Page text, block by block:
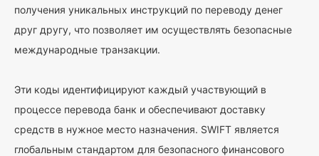
получения уникальных инструкций по переводу денег
друг другу, что позволяет им осуществлять безопасные
международные транзакции.
Эти коды идентифицируют каждый участвующий в
процессе перевода банк и обеспечивают доставку
средств в нужное место назначения. SWIFT является
глобальным стандартом для безопасного финансового